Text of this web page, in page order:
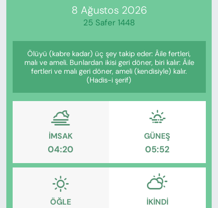
8 Ağustos 2026
25 Safer 1448
Ölüyü (kabre kadar) üç şey takip eder: Âile fertleri,
malı ve ameli. Bunlardan ikisi geri döner, biri kalır: Âile
fertleri ve malı geri döner, ameli (kendisiyle) kalır.
(Hadis-i şerif)
İMSAK
04:20
GÜNEŞ
05:52
ÖĞLE İKINDI
EĞİTİM
KADIN
SAĞLIK
KÜLTÜR-SANAT
MAGAZİN
ÖZEL HABER
Tüm Manşetler
Haber Arşivi